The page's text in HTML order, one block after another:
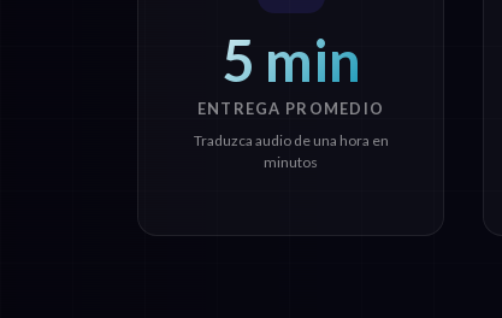
5 min
ENTREGA PROMEDIO
Traduzca audio de una hora en
minutos